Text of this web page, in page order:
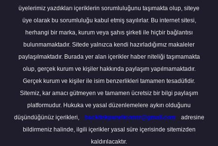
üyelerimiz yazdıkları içeriklerin sorumluluğunu taşımakta olup, siteye
üye olarak bu sorumluluğu kabul etmiş sayılırlar. Bu internet sitesi,
herhangi bir marka, kurum veya şahıs şirketi ile hiçbir bağlantısı
bulunmamaktadır. Sitede yalnızca kendi hazırladığımız makaleler
paylaşılmaktadır. Burada yer alan içerikler haber niteliği taşımamakta
olup, gerçek kurum ve kişiler hakkında paylaşım yapılmamaktadır.
Gerçek kurum ve kişiler ile isim benzerlikleri tamamen tesadüfidir.
Sitemiz, kar amacı gütmeyen ve tamamen ücretsiz bir bilgi paylaşım
platformudur. Hukuka ve yasal düzenlemelere aykırı olduğunu
düşündüğünüz içerikleri,
backlinkpanelicomtr@gmail.com
adresine
bildirmeniz halinde, ilgili içerikler yasal süre içerisinde sitemizden
kaldırılacaktır.